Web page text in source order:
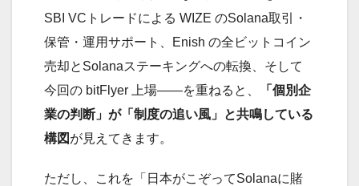
SBI VCトレードによる WIZE のSolana取引・
保管・運用サポート、Enish の全ビットコイン
売却とSolanaステーキングへの転換、そして
今回の bitFlyer 上場——を重ねると、
「個別企
業の判断」が「制度の追い風」と共鳴している
構図 が見えてきます。
ただし、これを「日本がこぞってSolanaに賭